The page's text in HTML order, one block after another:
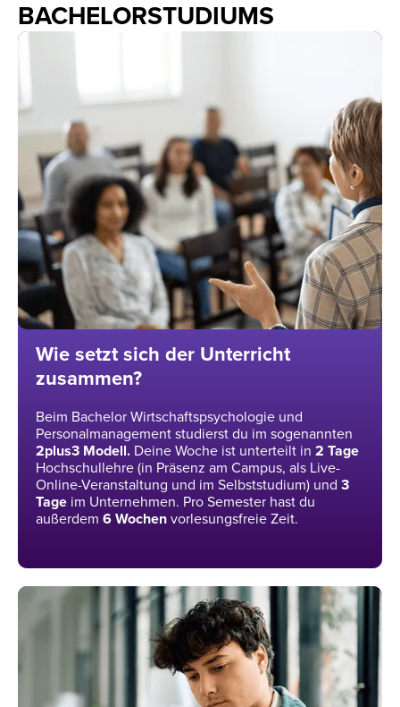
BACHELORSTUDIUMS
Wie setzt sich der Unterricht
zusammen?
Beim Bachelor Wirtschaftspsychologie und
Personalmanagement studierst du im sogenannten
2plus3 Modell. Deine Woche ist unterteilt in 2 Tage
Hochschullehre (in Präsenz am Campus, als Live-
Online-Veranstaltung und im Selbststudium) und 3
Tage im Unternehmen. Pro Semester hast du
außerdem 6 Wochen vorlesungsfreie Zeit.